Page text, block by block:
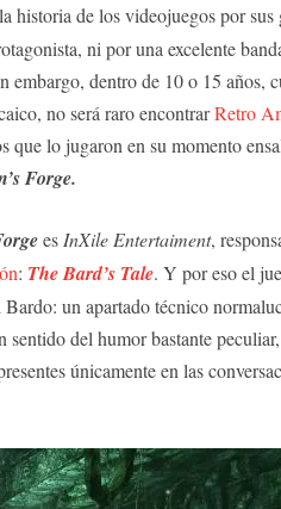
historia de los videojuegos por
ni por una excelente
dentro de 10 o 15 años,
no será raro encontrarRetro
que lo jugaron en su momento
Forge.
es InXile Entertaiment,
: The Bard’s Tale. Y por eso el
un apartado técnico
del humor bastante
únicamente en las